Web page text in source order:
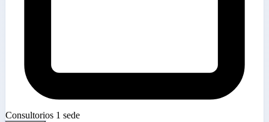
Consultorios 1 sede